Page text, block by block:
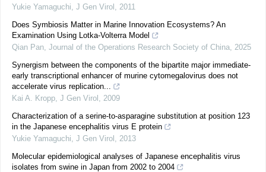
Yukie Yamaguchi J Gen Virol
2011
Does Symbiosis Matter in Marine Innovation Ecosystems? An
Examination Using Lotka-Volterra Model
Qian Pan Journal of the Operations Research Society of China 2025
Synergism between the components of the bipartite major immediate-
early transcriptional enhancer of murine cytomegalovirus does not
accelerate virus replication...
Kai A. Kropp J Gen Virol
2009
Characterization of a serine-to-asparagine substitution at position 123
in the Japanese encephalitis virus E protein
Yukie Yamaguchi J Gen Virol
2013
Molecular epidemiological analyses of Japanese encephalitis virus
isolates from swine in Japan from 2002 to 2004